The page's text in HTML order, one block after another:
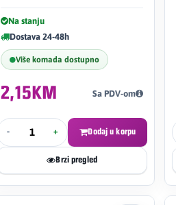
Na stanju
Dostava 24-48h
Više komada dostupno
2,15KM Sa PDV-om
- + Dodaj u korpu
Brzi pregled